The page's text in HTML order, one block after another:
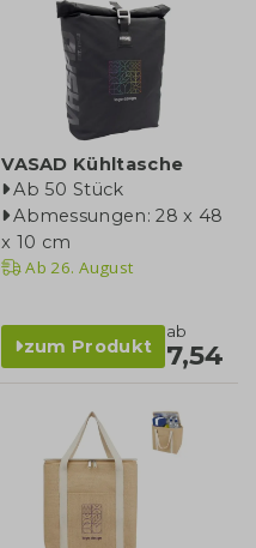
VASAD Kühltasche
Ab 50 Stück
Abmessungen: 28 x 48
x 10 cm
Ab 26. August
zum Produkt
ab
7,54